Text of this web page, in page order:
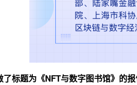
标题为《NFT与数字图书馆》的